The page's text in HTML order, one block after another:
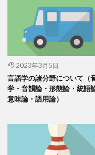
2023年3月5日
言語学の諸分野について（
学・音韻論・形態論・統語
意味論・語用論）